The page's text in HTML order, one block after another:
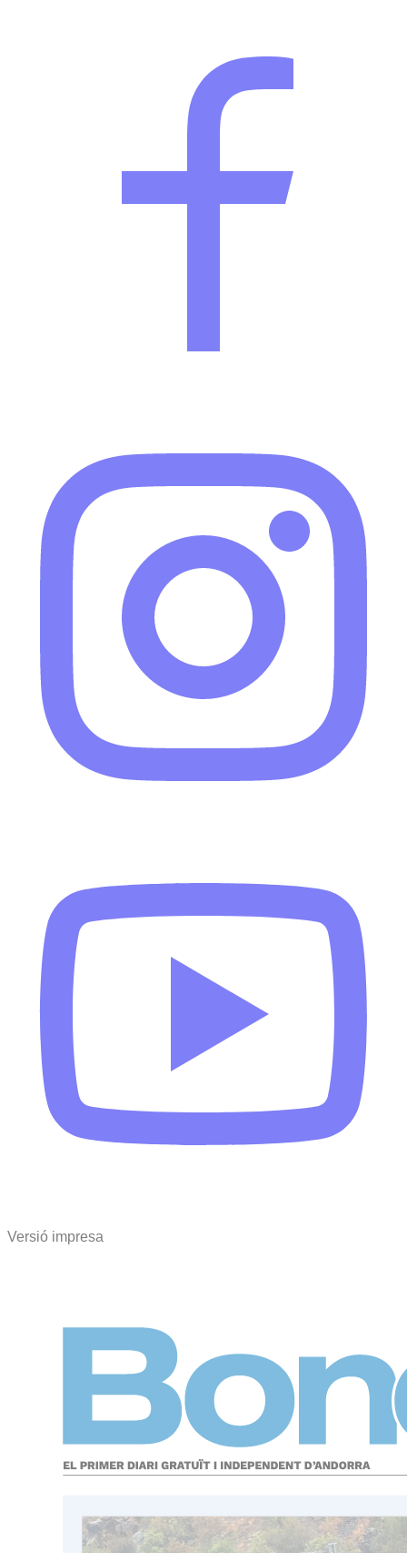
Versió impresa